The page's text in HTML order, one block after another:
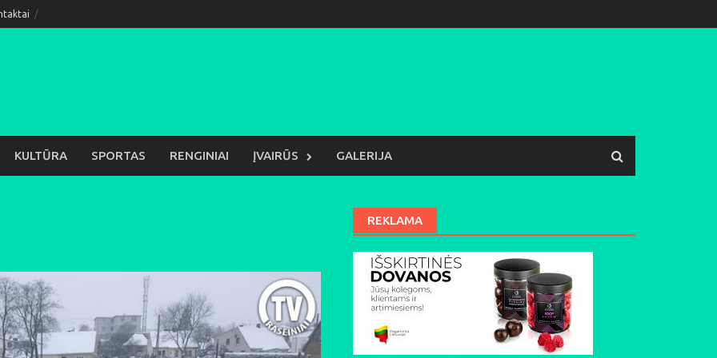
KULTŪRA SPORTAS RENGINIAI ĮVAIRŪS GALERIJA
REKLAMA